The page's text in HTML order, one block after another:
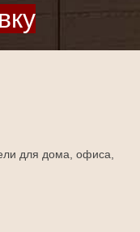
для дома, офиса,